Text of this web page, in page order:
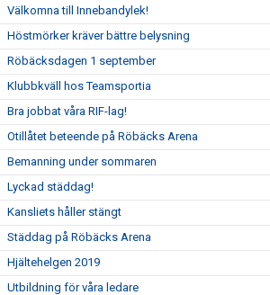
Välkomna till Innebandylek!
Höstmörker kräver bättre belysning
Röbäcksdagen 1 september
Klubbkväll hos Teamsportia
Bra jobbat våra RIF-lag!
Otillåtet beteende på Röbäcks Arena
Bemanning under sommaren
Lyckad städdag!
Kansliets håller stängt
Städdag på Röbäcks Arena
Hjältehelgen 2019
Utbildning för våra ledare